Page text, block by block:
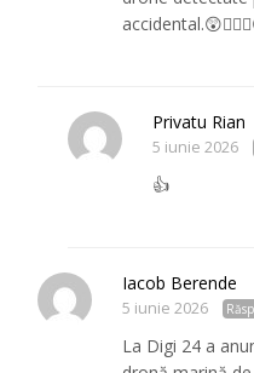
Privatu Rian
5 iunie 2026
👍
Iacob Berende
5 iunie 2026
La Digi 24 a